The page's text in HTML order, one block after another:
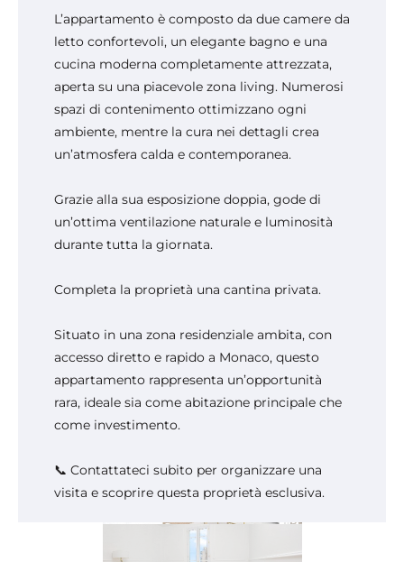
L’appartamento è composto da due camere da
letto confortevoli, un elegante bagno e una
cucina moderna completamente attrezzata,
aperta su una piacevole zona living. Numerosi
spazi di contenimento ottimizzano ogni
ambiente, mentre la cura nei dettagli crea
un’atmosfera calda e contemporanea.
Grazie alla sua esposizione doppia, gode di
un’ottima ventilazione naturale e luminosità
durante tutta la giornata.
Completa la proprietà una cantina privata.
Situato in una zona residenziale ambita, con
accesso diretto e rapido a Monaco, questo
appartamento rappresenta un’opportunità
rara, ideale sia come abitazione principale che
come investimento.
📞 Contattateci subito per organizzare una
visita e scoprire questa proprietà esclusiva.